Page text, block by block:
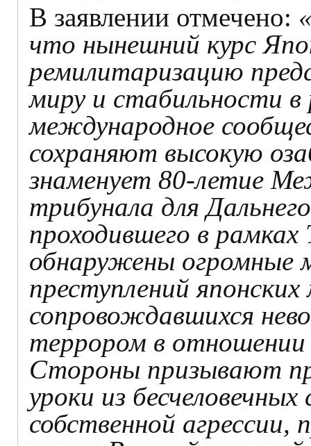
В заявлении отмечено:
что нынешний курс
ремилитаризацию
миру и стабильности в
международное
сохраняют высокую
знаменует 80-летие
трибунала для
проходившего в
обнаружены огромные
преступлений
сопровождавшихся
террором в отношении
Стороны призывают
уроки из
собственной агрессии,